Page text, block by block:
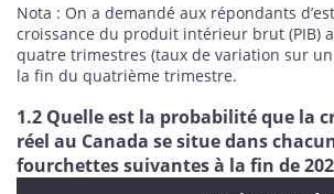
Nota : On a demandé aux répondants
croissance du produit intérieur brut (PIB)
quatre trimestres (taux de variation sur
la fin du quatrième trimestre.
1.2 Quelle est la probabilité que la
réel au Canada se situe dans
fourchettes suivantes à la fin de